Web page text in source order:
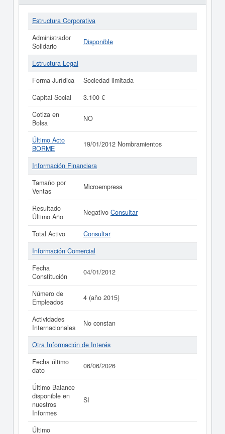
Estructura Corporativa
Administrador
Solidario
Disponible
Estructura Legal
Forma Jurídica
Sociedad limitada
Capital Social
3.100 €
Cotiza en
Bolsa
NO
Último Acto
BORME
19/01/2012 Nombramientos
Información Financiera
Tamaño por
Ventas
Microempresa
Resultado
Último Año
Negativo Consultar
Total Activo
Consultar
Información Comercial
Fecha
Constitución
04/01/2012
Número de
Empleados
4 (año 2015)
Actividades
Internacionales
No constan
Otra Información de Interés
Fecha último
dato
06/06/2026
Último Balance
disponible en
nuestros
Informes
SI
Último